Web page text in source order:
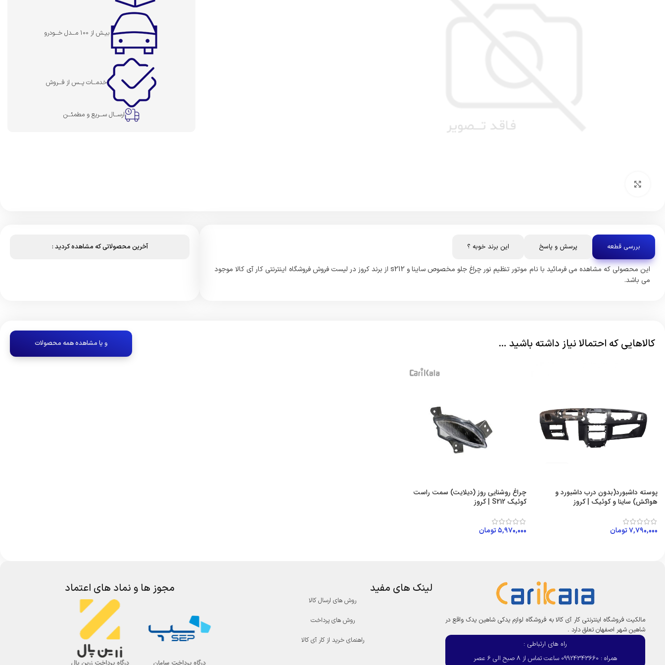
بیـش از 100 مــدل خــودرو
خدمــات پــس از فــروش
ارســال ســریع و مطمئــن
بررسی قطعه پرسش و پاسخ این برند خوبه ؟
این محصولی که مشاهده می فرمائید با نام موتور تنظیم نور چراغ جلو مخصوص ساینا و s212 از برند کروز در لیست فروش فروشگاه اینترنتی کار آی کالا موجود
می باشد.
آخرین محصولاتی که مشاهده کردید :
کالاهایی که احتمالا نیاز داشته باشید … و یا مشاهده همه محصولات
پوسته داشبورد(بدون درب داشبورد و
هواکش) ساینا و کوئیک | کروز
۷,۷۹۰,۰۰۰تومان
چراغ روشنایی روز (دیلایت) سمت راست
کوئیک S212 | کروز
۵,۹۷۰,۰۰۰تومان
مالکیت فروشگاه اینترنتی کار آی کالا به فروشگاه لوازم یدکی شاهین یدک واقع در
شاهین شهر اصفهان تعلق دارد .
راه های ارتباطی :
همراه : 09924343660 ساعت تماس از 8 صبح الی 6 عصر
لینک های مفید
روش های ارسال کالا
روش های پرداخت
راهنمای خرید از کار آی کالا
مجوز ها و نماد های اعتماد
درگاه پرداخت سامان درگاه پرداخت زرین پال